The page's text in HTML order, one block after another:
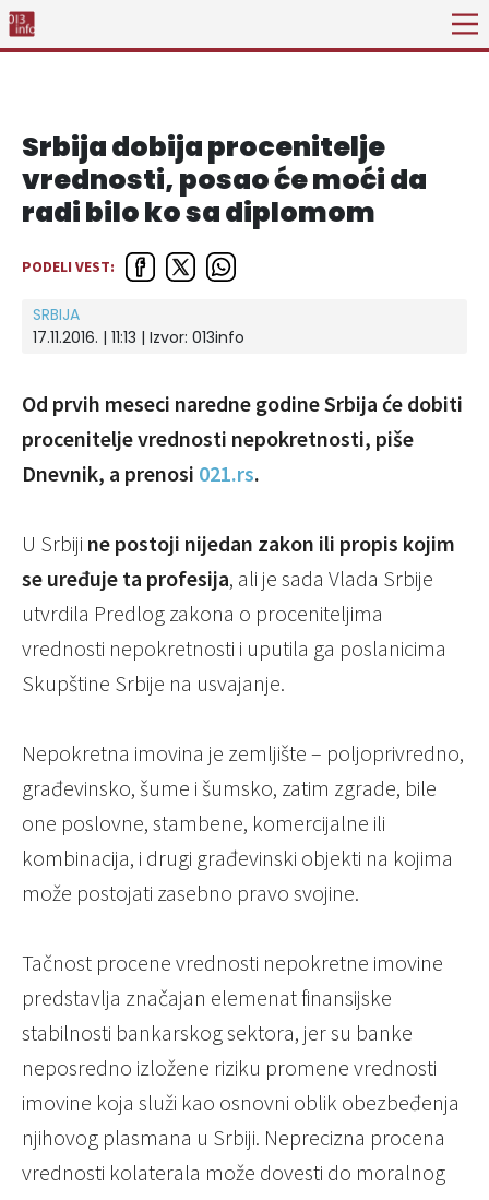
Srbija dobija procenitelje
vrednosti, posao će moći da
radi bilo ko sa diplomom
PODELI VEST:
SRBIJA
17.11.2016. | 11:13 | Izvor: 013info
Od prvih meseci naredne godine Srbija će dobiti
procenitelje vrednosti nepokretnosti, piše
Dnevnik, a prenosi 021.rs.
U Srbiji ne postoji nijedan zakon ili propis kojim
se uređuje ta profesija, ali je sada Vlada Srbije
utvrdila Predlog zakona o proceniteljima
vrednosti nepokretnosti i uputila ga poslanicima
Skupštine Srbije na usvajanje.
Nepokretna imovina je zemljište – poljoprivredno,
građevinsko, šume i šumsko, zatim zgrade, bile
one poslovne, stambene, komercijalne ili
kombinacija, i drugi građevinski objekti na kojima
može postojati zasebno pravo svojine.
Tačnost procene vrednosti nepokretne imovine
predstavlja značajan elemenat finansijske
stabilnosti bankarskog sektora, jer su banke
neposredno izložene riziku promene vrednosti
imovine koja služi kao osnovni oblik obezbeđenja
njihovog plasmana u Srbiji. Neprecizna procena
vrednosti kolaterala može dovesti do moralnog